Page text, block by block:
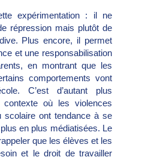
expérimentation : il ne
répression mais plutôt de
Plus encore, il permet
et une responsabilisation
en montrant que les
comportements vont
C’est d’autant plus
où les violences
scolaire ont tendance à se
en plus médiatisées. Le
que les élèves et les
et le droit de travailler